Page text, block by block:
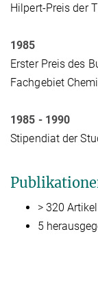
Hilpert-Preis der
1985
Erster Preis des
Fachgebiet
1985 - 1990
Stipendiat der
> 320
5